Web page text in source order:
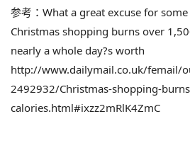
参考：What a great excuse for
Christmas shopping burns over
nearly a whole day?s worth
http://www.dailymail.co.uk/femail/
2492932/Christmas-shopping-
calories.html#ixzz2mRlK4ZmC